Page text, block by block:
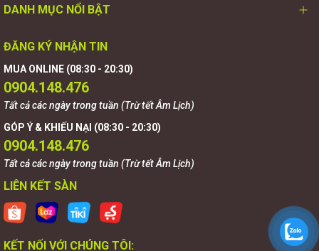
DANH MỤC NỔI BẬT
ĐĂNG KÝ NHẬN TIN
MUA ONLINE (08:30 - 20:30)
0904.148.476
Tất cả các ngày trong tuần (Trừ tết Âm Lịch)
GÓP Ý & KHIẾU NẠI (08:30 - 20:30)
0904.148.476
Tất cả các ngày trong tuần (Trừ tết Âm Lịch)
LIÊN KẾT SÀN
KẾT NỐI VỚI CHÚNG TÔI: